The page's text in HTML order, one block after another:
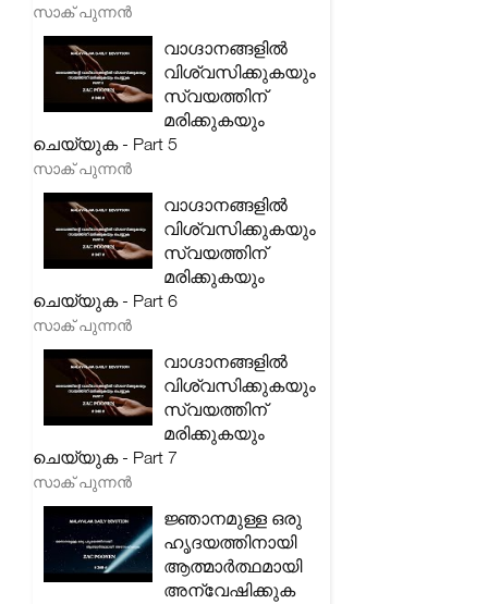
സാക് പുന്നൻ
വാഗ്ദാനങ്ങളിൽ
വിശ്വസിക്കുകയും
സ്വയത്തിന്
മരിക്കുകയും
ചെയ്യുക - Part 5
സാക് പുന്നൻ
വാഗ്ദാനങ്ങളിൽ
വിശ്വസിക്കുകയും
സ്വയത്തിന്
മരിക്കുകയും
ചെയ്യുക - Part 6
സാക് പുന്നൻ
വാഗ്ദാനങ്ങളിൽ
വിശ്വസിക്കുകയും
സ്വയത്തിന്
മരിക്കുകയും
ചെയ്യുക - Part 7
സാക് പുന്നൻ
ജ്ഞാനമുള്ള ഒരു
ഹൃദയത്തിനായി
ആത്മാർത്ഥമായി
അന്വേഷിക്കുക